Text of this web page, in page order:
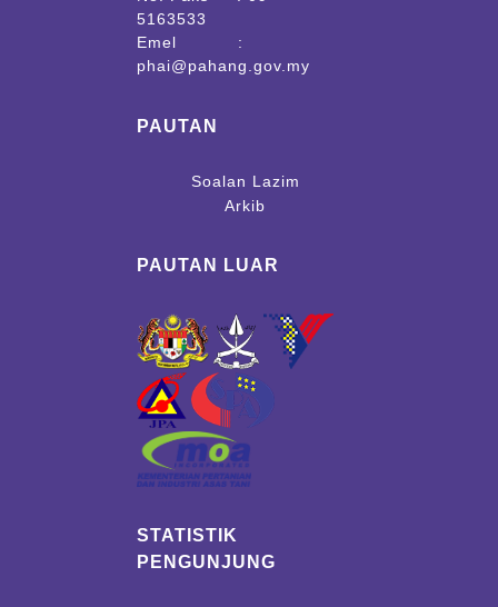
5163533
Emel :
phai@pahang.gov.my
PAUTAN
Soalan Lazim
Arkib
PAUTAN LUAR
STATISTIK
PENGUNJUNG